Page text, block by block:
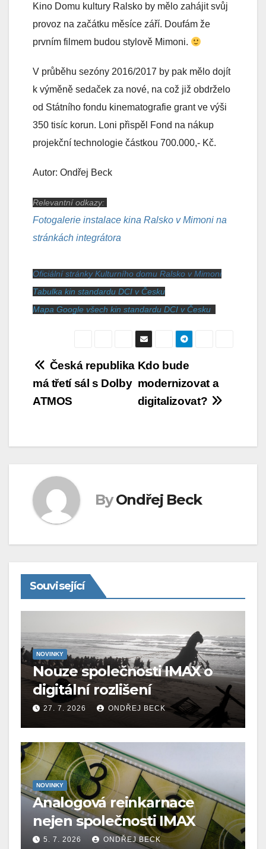
Kino Domu kultury Ralsko by mělo zahájit svůj
provoz na začátku měsíce září. Doufám že
prvním filmem budou stylově Mimoni.
V průběhu sezóny 2016/2017 by pak mělo dojít
k výměně sedaček za nové, na což již obdrželo
od Státního fondu kinematografie grant ve výši
350 tisíc korun. Loni přispěl Fond na nákup
projekční technologie částkou 700.000,- Kč.
Autor: Ondřej Beck
Relevantní odkazy:
Fotogalerie instalace kina Ralsko v Mimoni na
stránkách integrátora
Oficiální stránky Kulturního domu Ralsko v Mimoni
Tabulka kin standardu DCI v Česku
Mapa Google všech kin standardu DCI v Česku
Navigace
pro
Kdo bude
modernizovat a
digitalizovat?
Česká republika
má třetí sál s Dolby
ATMOS
By Ondřej Beck
Související
NOVINKY
Nouze společnosti IMAX o
digitální rozlišení
27. 7. 2026 ONDŘEJ BECK
NOVINKY
Analogová reinkarnace
nejen společnosti IMAX
5. 7. 2026 ONDŘEJ BECK